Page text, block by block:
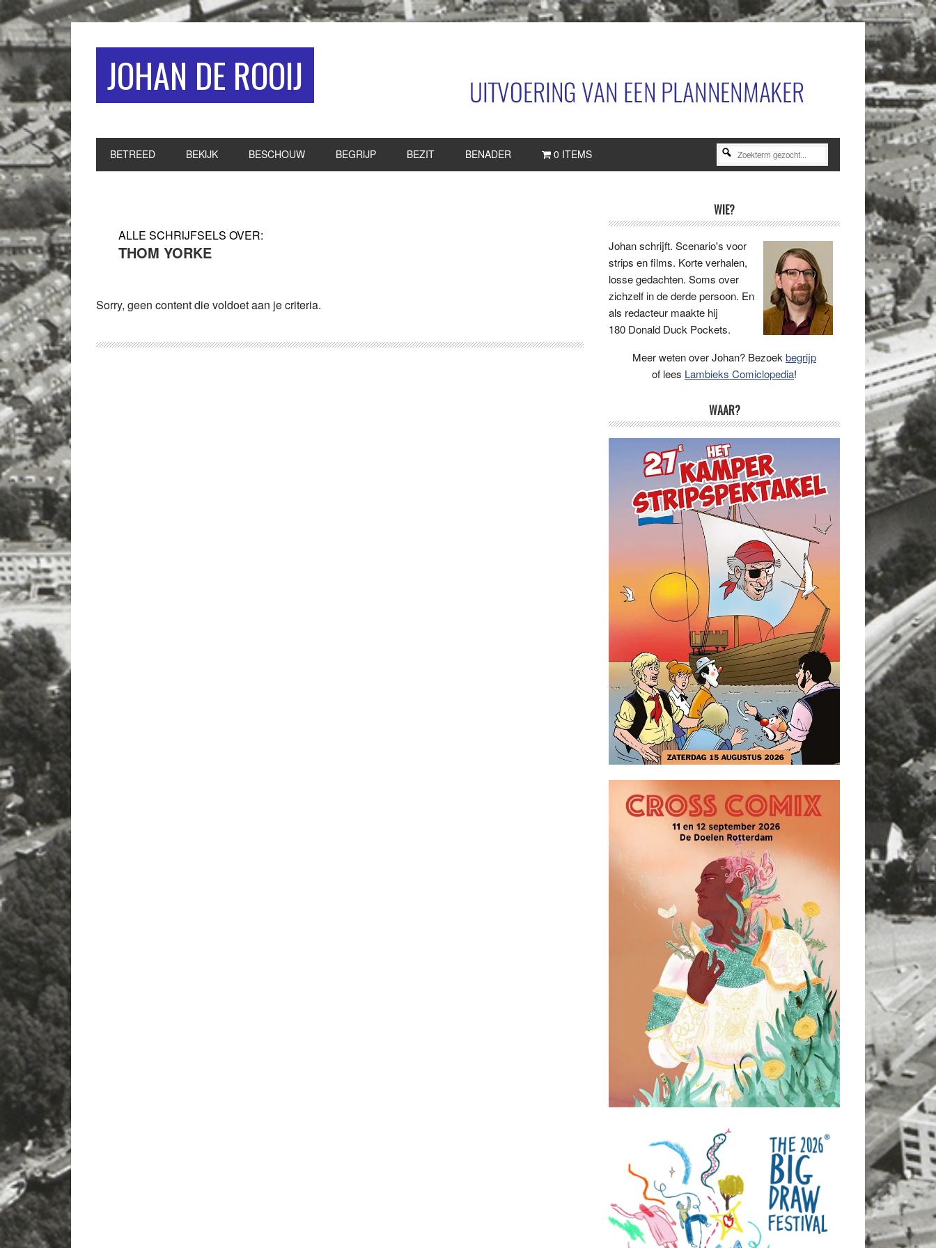
Spring
naar
de
hoofdnavigatie
Door
naar
de
hoofd
inhoud
Spring
naar
de
eerste
sidebar
JOHAN DE ROOIJ
BETREED BEKIJK BESCHOUW BEGRIJP BEZIT BENADER 0 ITEMS Zoekterm
gezocht...
THOM YORKE
Sorry, geen content die voldoet aan je criteria.
Sidebar
WIE?
Johan schrijft. Scenario's voor
strips en films. Korte verhalen,
losse gedachten. Soms over
zichzelf in de derde persoon. En
als redacteur maakte hij
180 Donald Duck Pockets.
Meer weten over Johan? Bezoek begrijp
of lees Lambieks Comiclopedia!
WAAR?